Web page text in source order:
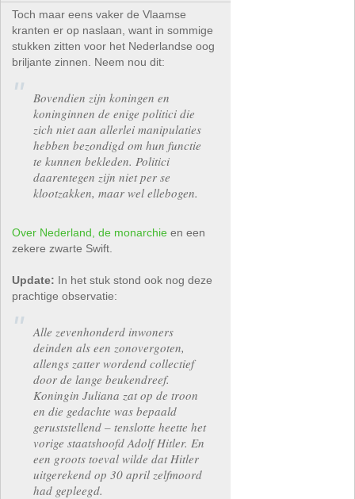
Toch maar eens vaker de Vlaamse
kranten er op naslaan, want in sommige
stukken zitten voor het Nederlandse oog
briljante zinnen. Neem nou dit:
Bovendien zijn koningen en
koninginnen de enige politici die
zich niet aan allerlei manipulaties
hebben bezondigd om hun functie
te kunnen bekleden. Politici
daarentegen zijn niet per se
klootzakken, maar wel ellebogen.
Over Nederland, de monarchie en een
zekere zwarte Swift.
Update: In het stuk stond ook nog deze
prachtige observatie:
Alle zevenhonderd inwoners
deinden als een zonovergoten,
allengs zatter wordend collectief
door de lange beukendreef.
Koningin Juliana zat op de troon
en die gedachte was bepaald
geruststellend – tenslotte heette het
vorige staatshoofd Adolf Hitler. En
een groots toeval wilde dat Hitler
uitgerekend op 30 april zelfmoord
had gepleegd.